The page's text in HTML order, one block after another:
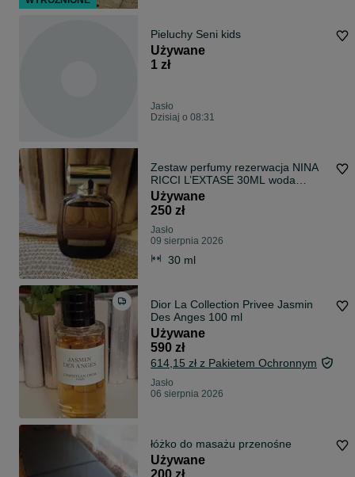
Pieluchy Seni kids
Używane
1 zł
Jasło
Dzisiaj o 08:31
Zestaw perfumy rezerwacja NINA
RICCI L’EXTASE 30ML woda
perfumowana dla kobiet
Używane
250 zł
Jasło
09 sierpnia 2026
30 ml
Dior La Collection Privee Jasmin
Des Anges 100 ml
Używane
590 zł
614,15 zł z Pakietem Ochronnym
Jasło
06 sierpnia 2026
łóżko do masażu przenośne
Używane